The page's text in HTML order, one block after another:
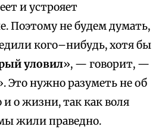
и устрояет
Поэтому не будем думать,
кого–нибудь, хотя бы
уловил», — говорит, —
Это нужно разуметь не об
о жизни, так как воля
жили праведно.